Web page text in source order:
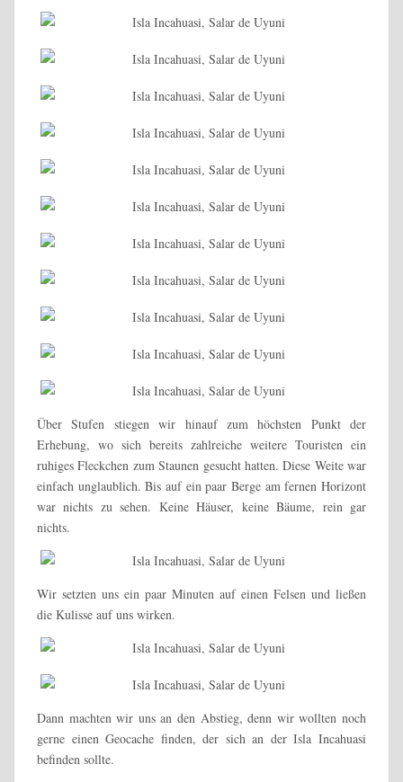
Über Stufen stiegen wir hinauf zum höchsten Punkt der
Erhebung, wo sich bereits zahlreiche weitere Touristen ein
ruhiges Fleckchen zum Staunen gesucht hatten. Diese Weite war
einfach unglaublich. Bis auf ein paar Berge am fernen Horizont
war nichts zu sehen. Keine Häuser, keine Bäume, rein gar
nichts.
Wir setzten uns ein paar Minuten auf einen Felsen und ließen
die Kulisse auf uns wirken.
Dann machten wir uns an den Abstieg, denn wir wollten noch
gerne einen Geocache finden, der sich an der Isla Incahuasi
befinden sollte.